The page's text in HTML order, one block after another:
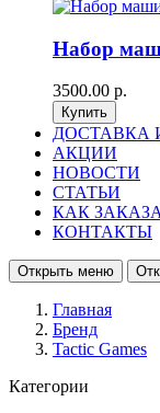
Набор
3500.00 р.
ДОСТАВКА
АКЦИИ
НОВОСТИ
СТАТЬИ
КАК
КОНТАКТЫ
Открыть меню
Главная
Бренд
Tactic Games
Категории